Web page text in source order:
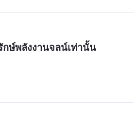
ษ์พลังงานจลน์เท่านั้น